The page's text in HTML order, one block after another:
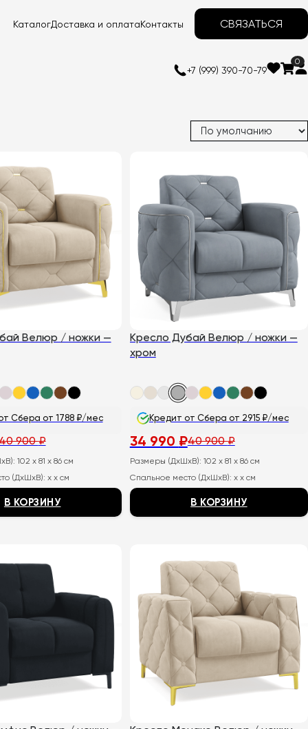
КаталогДоставка и оплатаКонтакты СВЯЗАТЬСЯ
+7 (999) 390-70-79
0
Велюр / ножки —
Сбера от 1788 ₽/мес
900₽
102 x 81 x 86 см
(ДхШхВ): x x см
В КОРЗИНУ
Кресло Дубай Велюр / ножки —
хром
Кредит от Сбера от 2915 ₽/мес
40 900₽
Первоначальная
составляла
900
₽.
34 990 ₽
Текущая
34
₽.
Размеры (ДхШхВ): 102 x 81 x 86 см
Спальное место (ДхШхВ): x x см
В КОРЗИНУ
несколько
вариаций.
Опции
можно
выбрать
на
странице